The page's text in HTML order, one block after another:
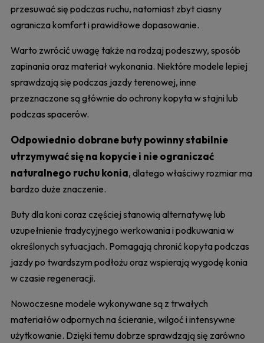
przesuwać się podczas ruchu, natomiast zbyt ciasny
ogranicza komfort i prawidłowe dopasowanie.
Warto zwrócić uwagę także na rodzaj podeszwy, sposób
zapinania oraz materiał wykonania. Niektóre modele lepiej
sprawdzają się podczas jazdy terenowej, inne
przeznaczone są głównie do ochrony kopyta w stajni lub
podczas spacerów.
Odpowiednio dobrane buty powinny stabilnie
utrzymywać się na kopycie i nie ograniczać
naturalnego ruchu konia, dlatego właściwy rozmiar ma
bardzo duże znaczenie.
Buty dla koni coraz częściej stanowią alternatywę lub
uzupełnienie tradycyjnego werkowania i podkuwania w
określonych sytuacjach. Pomagają chronić kopyta podczas
jazdy po twardszym podłożu oraz wspierają wygodę konia
w czasie regeneracji.
Nowoczesne modele wykonywane są z trwałych
materiałów odpornych na ścieranie, wilgoć i intensywne
użytkowanie. Dzięki temu dobrze sprawdzają się zarówno